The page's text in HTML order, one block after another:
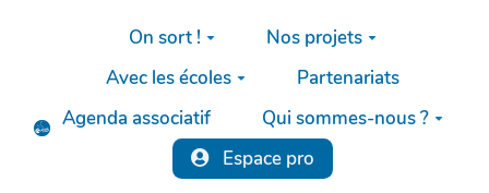
Aller au contenu principal
On sort !
Nos projets
Avec les écoles
Partenariats
Agenda associatif
Qui sommes-nous ?
Espace pro